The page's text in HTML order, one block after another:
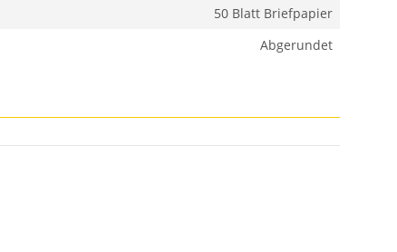
50 Blatt Briefpapier
Abgerundet